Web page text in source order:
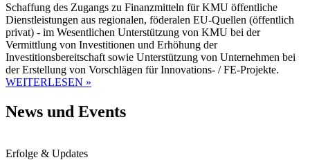
Schaffung des Zugangs zu Finanzmitteln für KMU öffentliche
Dienstleistungen aus regionalen, föderalen EU-Quellen (öffentlich
privat) - im Wesentlichen Unterstützung von KMU bei der
Vermittlung von Investitionen und Erhöhung der
Investitionsbereitschaft sowie Unterstützung von Unternehmen bei
der Erstellung von Vorschlägen für Innovations- / FE-Projekte.
WEITERLESEN »
News und Events
Erfolge & Updates